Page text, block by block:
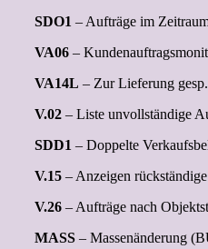
SDO1 – Aufträge im
VA06 –
VA14L – Zur Lieferung
V.02 – Liste unvollständige
SDD1 – Doppelte
V.15 – Anzeigen
V.26 – Aufträge nach
MASS – Massenänderung